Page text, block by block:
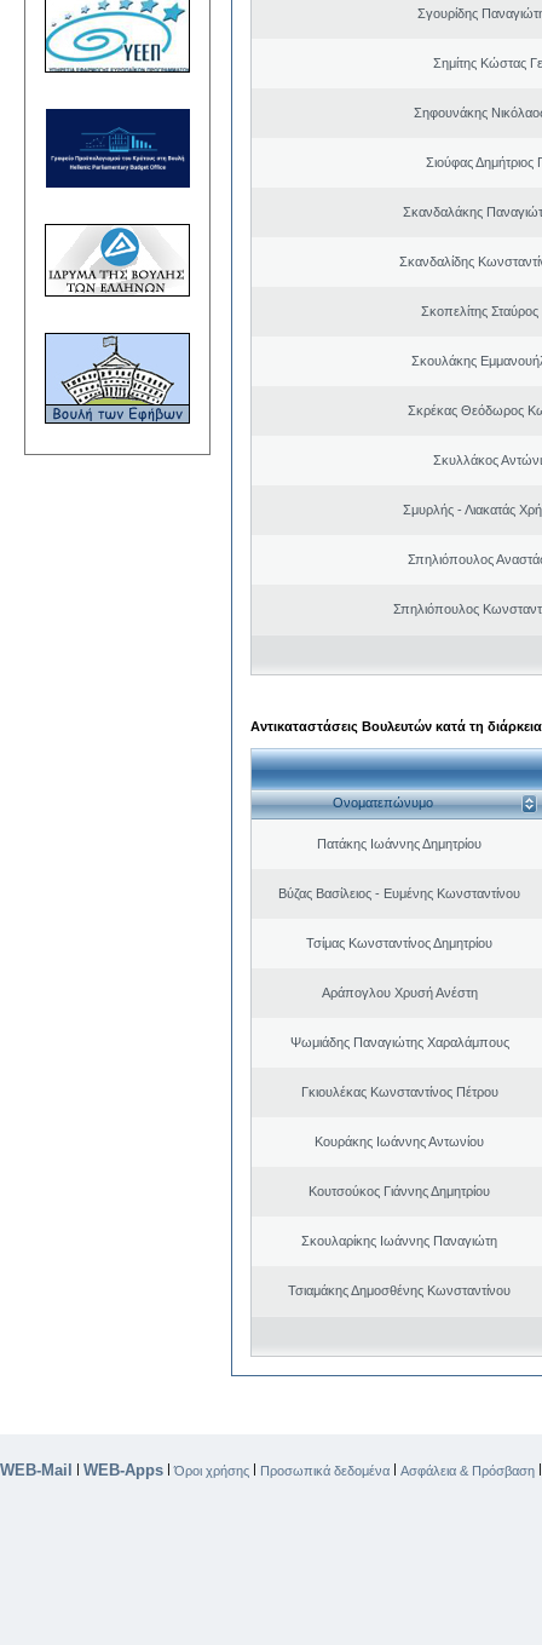
Σγουρίδης
Σημίτης Κώστας
Σηφουνάκης
Σιούφας Δημήτριος
Σκανδαλάκης
Σκανδαλίδης
Σκοπελίτης
Σκουλάκης
Σκρέκας Θεόδωρος
Σκυλλάκος
Σμυρλής - Λιακατάς
Σπηλιόπουλος
Σπηλιόπουλος
Αντικαταστάσεις Βουλευτών κατά τη
Ονοματεπώνυμο
Πατάκης Ιωάννης Δημητρίου
Βύζας Βασίλειος - Ευμένης Κωνσταντίνου
Τσίμας Κωνσταντίνος Δημητρίου
Αράπογλου Χρυσή Ανέστη
Ψωμιάδης Παναγιώτης Χαραλάμπους
Γκιουλέκας Κωνσταντίνος Πέτρου
Κουράκης Ιωάννης Αντωνίου
Κουτσούκος Γιάννης Δημητρίου
Σκουλαρίκης Ιωάννης Παναγιώτη
Τσιαμάκης Δημοσθένης Κωνσταντίνου
WEB-Mail | WEB-Apps |Όροι χρήσης | Προσωπικά δεδομένα | Ασφάλεια & Πρόσβαση